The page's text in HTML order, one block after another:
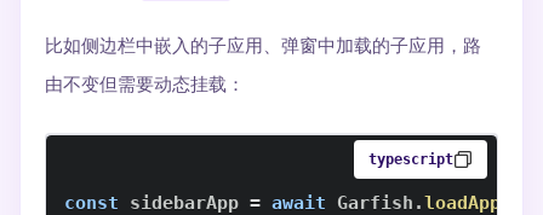
比如侧边栏中嵌入的子应用、弹窗中加载的子应用，路
由不变但需要动态挂载：
typescript
const sidebarApp = await Garfish .loadApp